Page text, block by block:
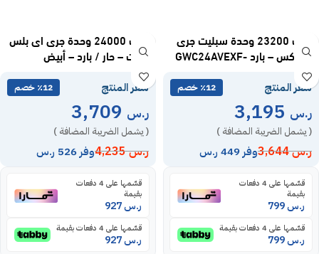
مكيف 23200 وحدة سبليت جرى
اى ماكس – بارد GWC24AVEXF-
D6NTA1A
سعر المنتج ٪12 خصم
ر.س
( يشمل الضريبة المضافة )
ر.س3,644 وفر 449 ر.س
قسّمها على 4 دفعات
بقيمة
ر.س
قسّمها على 4 دفعات بقيمة
ر.س
مكيف 24000 وحدة جرى اى بلس
سبليت – حار / بارد – أبيض
GWH24AVEXF-S6DTA1A
سعر المنتج ٪12 خصم
ر.س
( يشمل الضريبة المضافة )
ر.س4,235 وفر 526 ر.س
قسّمها على 4 دفعات
بقيمة
ر.س
قسّمها على 4 دفعات بقيمة
ر.س